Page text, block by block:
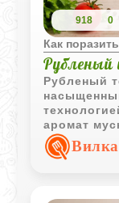
918 0
Как
Рубленый
аромат
удачноВилка